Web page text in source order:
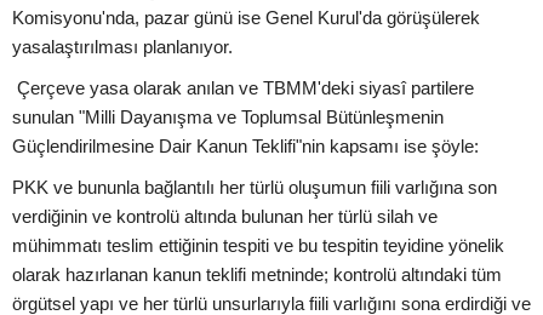
Komisyonu'nda, pazar günü ise Genel Kurul'da görüşülerek
yasalaştırılması planlanıyor.
Çerçeve yasa olarak anılan ve TBMM'deki siyasî partilere
sunulan "Milli Dayanışma ve Toplumsal Bütünleşmenin
Güçlendirilmesine Dair Kanun Teklifi"nin kapsamı ise şöyle:
PKK ve bununla bağlantılı her türlü oluşumun fiili varlığına son
verdiğinin ve kontrolü altında bulunan her türlü silah ve
mühimmatı teslim ettiğinin tespiti ve bu tespitin teyidine yönelik
olarak hazırlanan kanun teklifi metninde; kontrolü altındaki tüm
örgütsel yapı ve her türlü unsurlarıyla fiili varlığını sona erdirdiği ve